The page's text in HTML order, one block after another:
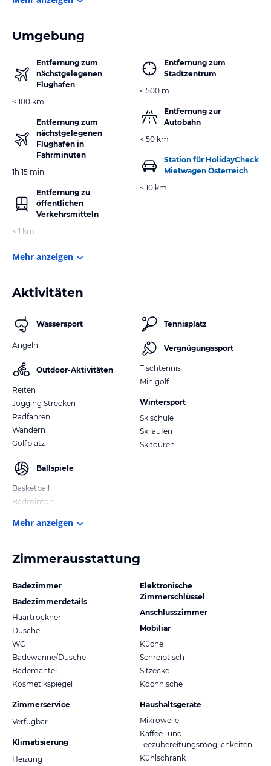
Umgebung
Entfernung zum
nächstgelegenen
Flughafen
< 100 km
Entfernung zum
nächstgelegenen
Flughafen in
Fahrminuten
1h 15 min
Entfernung zu
öffentlichen
Verkehrsmitteln
< 1 km
Entfernung zum
Stadtzentrum
< 500 m
Entfernung zur
Autobahn
< 50 km
Station für HolidayCheck
Mietwagen Österreich
< 10 km
Mehr anzeigen
Aktivitäten
Wassersport
Angeln
Outdoor-Aktivitäten
Reiten
Jogging Strecken
Radfahren
Wandern
Golfplatz
Ballspiele
Basketball
Badminton
Tennisplatz
Vergnügungssport
Tischtennis
Minigolf
Wintersport
Skischule
Skilaufen
Skitouren
Mehr anzeigen
Zimmerausstattung
Badezimmer
Badezimmerdetails
Haartrockner
Dusche
WC
Badewanne/Dusche
Bademantel
Kosmetikspiegel
Zimmerservice
Verfügbar
Klimatisierung
Heizung
Elektronische
Zimmerschlüssel
Anschlusszimmer
Mobiliar
Küche
Schreibtisch
Sitzecke
Kochnische
Haushaltsgeräte
Mikrowelle
Kaffee- und
Teezubereitungsmöglichkeiten
Kühlschrank